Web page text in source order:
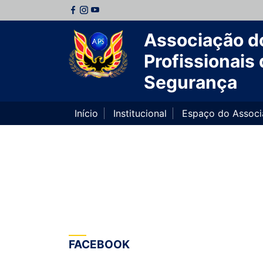
Associação
Profissionais
Segurança
Início Institucional Espaço do
FACEBOOK